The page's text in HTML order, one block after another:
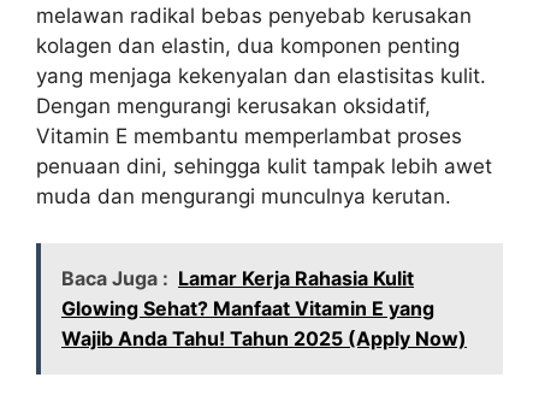
melawan radikal bebas penyebab kerusakan
kolagen dan elastin, dua komponen penting
yang menjaga kekenyalan dan elastisitas kulit.
Dengan mengurangi kerusakan oksidatif,
Vitamin E membantu memperlambat proses
penuaan dini, sehingga kulit tampak lebih awet
muda dan mengurangi munculnya kerutan.
Baca Juga : Lamar Kerja Rahasia Kulit
Glowing Sehat? Manfaat Vitamin E yang
Wajib Anda Tahu! Tahun 2025 (Apply Now)